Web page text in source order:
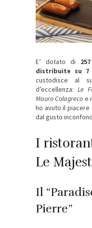
E’ dotato di
distribuite su 7
custodisce al
d’eccellenza: Le
Mauro Colagreco e
ho avuto il
dal gusto
I
Le
Il
Pierre”